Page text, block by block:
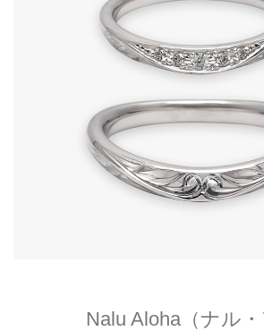
Nalu Aloha（ナル・